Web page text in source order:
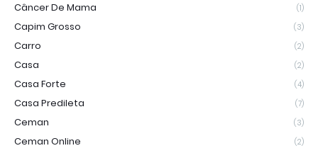
Câncer De Mama (1)
Capim Grosso (3)
Carro (2)
Casa (2)
Casa Forte (4)
Casa Predileta (7)
Ceman (3)
Ceman Online (2)